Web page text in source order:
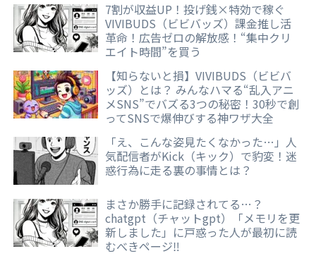
7割が収益UP！投げ銭×特効で稼ぐ
VIVIBUDS（ビビバッズ）課金推し活
革命！広告ゼロの解放感！“集中クリ
エイト時間”を買う
【知らないと損】VIVIBUDS（ビビバ
ッズ）とは？ みんなハマる“乱入アニ
メSNS”でバズる3つの秘密！30秒で創
ってSNSで爆伸びする神ワザ大全
「え、こんな姿見たくなかった…」人
気配信者がKick（キック）で豹変！迷
惑行為に走る裏の事情とは？
まさか勝手に記録されてる…？
chatgpt（チャットgpt）「メモリを更
新しました」に戸惑った人が最初に読
むべきページ‼️